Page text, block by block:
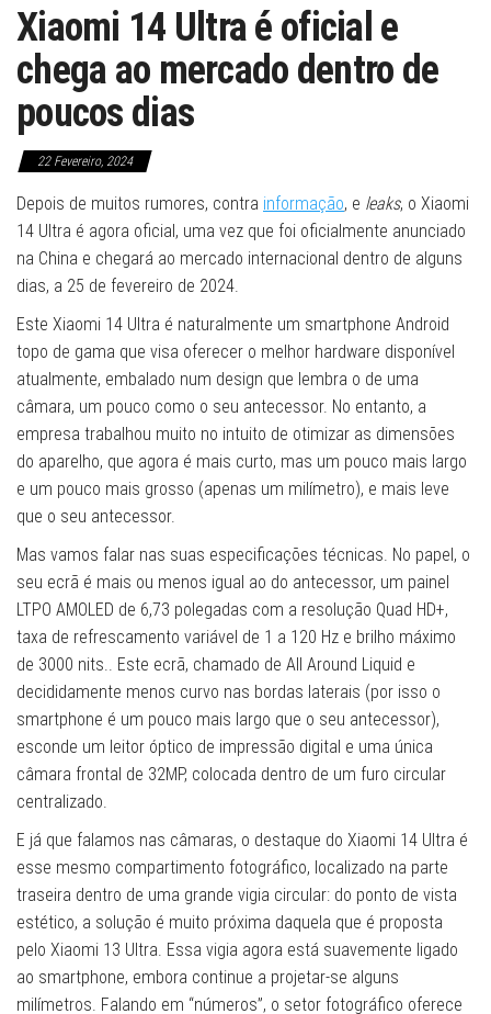
Xiaomi 14 Ultra é oficial e
chega ao mercado dentro de
poucos dias
22 Fevereiro, 2024
Depois de muitos rumores, contra informação, e leaks, o Xiaomi
14 Ultra é agora oficial, uma vez que foi oficialmente anunciado
na China e chegará ao mercado internacional dentro de alguns
dias, a 25 de fevereiro de 2024.
Este Xiaomi 14 Ultra é naturalmente um smartphone Android
topo de gama que visa oferecer o melhor hardware disponível
atualmente, embalado num design que lembra o de uma
câmara, um pouco como o seu antecessor. No entanto, a
empresa trabalhou muito no intuito de otimizar as dimensões
do aparelho, que agora é mais curto, mas um pouco mais largo
e um pouco mais grosso (apenas um milímetro), e mais leve
que o seu antecessor.
Mas vamos falar nas suas especificações técnicas. No papel, o
seu ecrã é mais ou menos igual ao do antecessor, um painel
LTPO AMOLED de 6,73 polegadas com a resolução Quad HD+,
taxa de refrescamento variável de 1 a 120 Hz e brilho máximo
de 3000 nits.. Este ecrã, chamado de All Around Liquid e
decididamente menos curvo nas bordas laterais (por isso o
smartphone é um pouco mais largo que o seu antecessor),
esconde um leitor óptico de impressão digital e uma única
câmara frontal de 32MP, colocada dentro de um furo circular
centralizado.
E já que falamos nas câmaras, o destaque do Xiaomi 14 Ultra é
esse mesmo compartimento fotográfico, localizado na parte
traseira dentro de uma grande vigia circular: do ponto de vista
estético, a solução é muito próxima daquela que é proposta
pelo Xiaomi 13 Ultra. Essa vigia agora está suavemente ligado
ao smartphone, embora continue a projetar-se alguns
milímetros. Falando em “números”, o setor fotográfico oferece